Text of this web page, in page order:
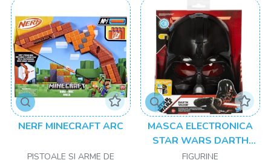
NERF MINECRAFT ARC
PISTOALE SI ARME DE
MASCA ELECTRONICA
STAR WARS DARTH
VADER
FIGURINE